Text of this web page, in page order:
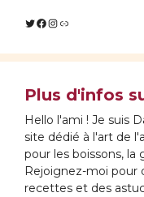
Twitter
Facebook
Instagram
Lien
Plus d'infos
Hello l'ami ! Je suis
site dédié à l'art de
pour les boissons,
Rejoignez-moi pour
recettes et des